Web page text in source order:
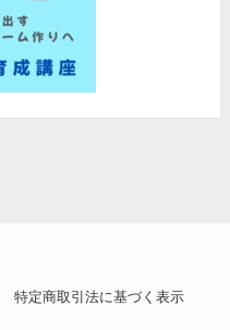
特定商取引法に基づく表示